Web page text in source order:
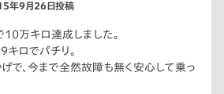
年9月26日投稿
万キロ達成しました。
ロでパチリ。
で、今まで全然故障も無く安心して乗っ